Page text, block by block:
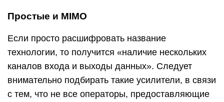
Простые и MIMO
Если просто расшифровать название
технологии, то получится «наличие нескольких
каналов входа и выходы данных». Следует
внимательно подбирать такие усилители, в связи
с тем, что не все операторы, предоставляющие